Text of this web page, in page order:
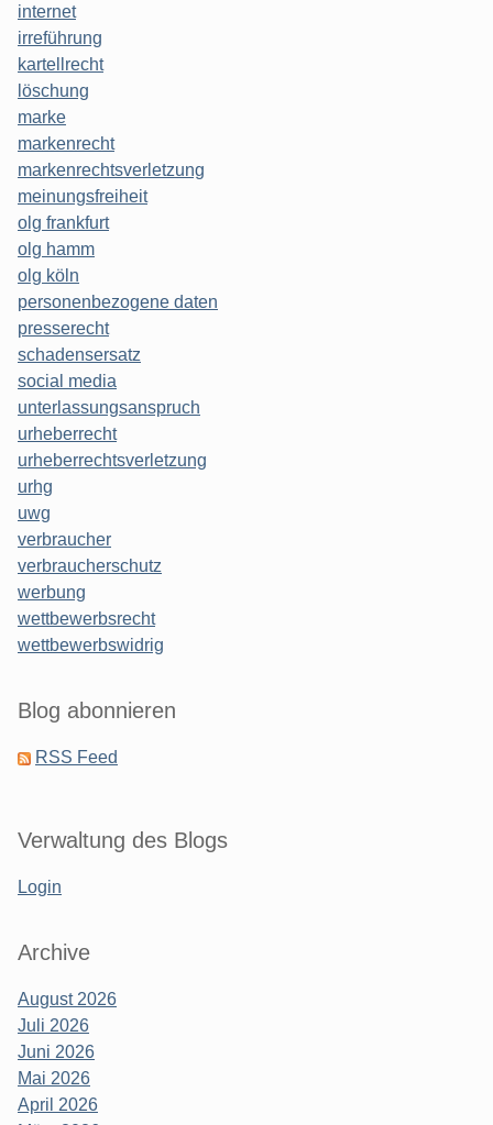
internet
irreführung
kartellrecht
löschung
marke
markenrecht
markenrechtsverletzung
meinungsfreiheit
olg frankfurt
olg hamm
olg köln
personenbezogene daten
presserecht
schadensersatz
social media
unterlassungsanspruch
urheberrecht
urheberrechtsverletzung
urhg
uwg
verbraucher
verbraucherschutz
werbung
wettbewerbsrecht
wettbewerbswidrig
Blog abonnieren
RSS Feed
Verwaltung des Blogs
Login
Archive
August 2026
Juli 2026
Juni 2026
Mai 2026
April 2026